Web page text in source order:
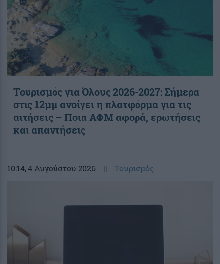
Τουρισμός για Όλους 2026-2027: Σήμερα
στις 12μμ ανοίγει η πλατφόρμα για τις
αιτήσεις – Ποια ΑΦΜ αφορά, ερωτήσεις
και απαντήσεις
10:14, 4 Αυγούστου 2026 || Τουρισμός